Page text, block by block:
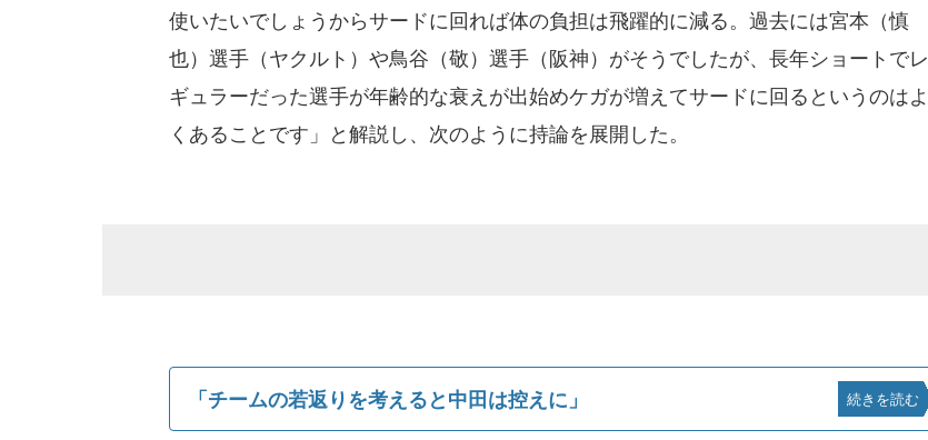
使いたいでしょうからサードに回れば体の負担は飛躍的に減る。過去には宮本（慎
也）選手（ヤクルト）や鳥谷（敬）選手（阪神）がそうでしたが、長年ショートでレ
ギュラーだった選手が年齢的な衰えが出始めケガが増えてサードに回るというのはよ
くあることです」と解説し、次のように持論を展開した。
「チームの若返りを考えると中田は控えに」 続きを読む